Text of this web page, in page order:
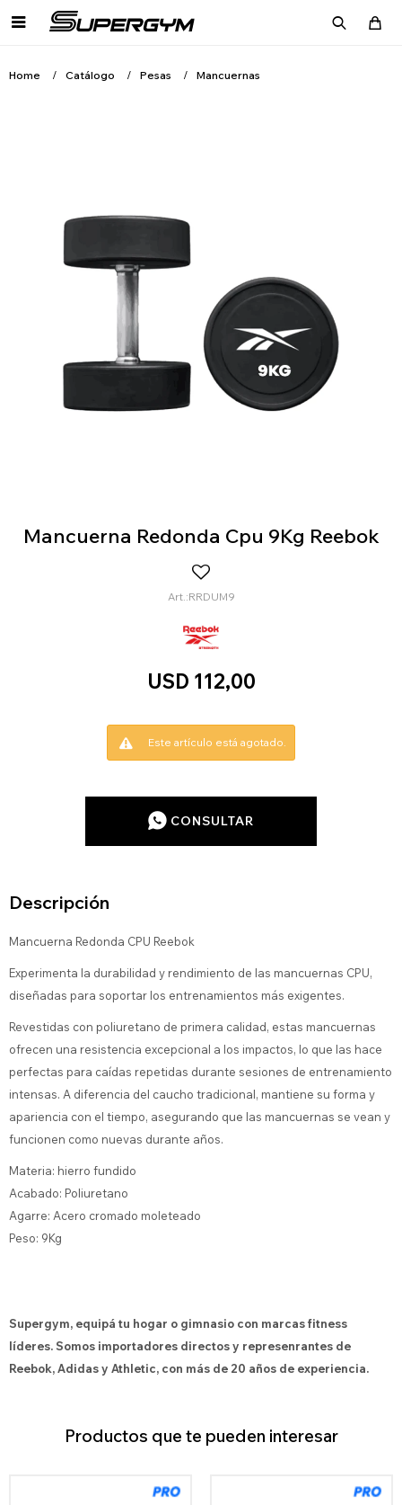

Home Catálogo Pesas Mancuernas
Mancuerna Redonda Cpu 9Kg Reebok
RRDUM9
USD 112,00
Este artículo está agotado.
CONSULTAR
Descripción
Mancuerna Redonda CPU Reebok
Experimenta la durabilidad y rendimiento de las mancuernas CPU,
diseñadas para soportar los entrenamientos más exigentes.
Revestidas con poliuretano de primera calidad, estas mancuernas
ofrecen una resistencia excepcional a los impactos, lo que las hace
perfectas para caídas repetidas durante sesiones de entrenamiento
intensas. A diferencia del caucho tradicional, mantiene su forma y
apariencia con el tiempo, asegurando que las mancuernas se vean y
funcionen como nuevas durante años.
Materia: hierro fundido
Acabado: Poliuretano
Agarre: Acero cromado moleteado
Peso: 9Kg
Supergym, equipá tu hogar o gimnasio con marcas fitness
líderes. Somos importadores directos y represenrantes de
Reebok, Adidas y Athletic, con más de 20 años de experiencia.
Productos que te pueden interesar